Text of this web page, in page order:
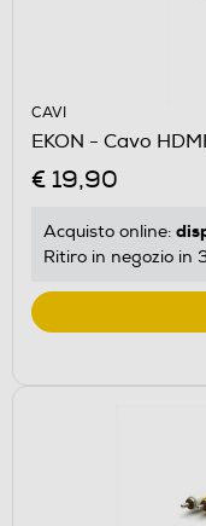
CAVI
EKON - Cavo
€ 19,90
Acquisto online:
Ritiro in negozio in